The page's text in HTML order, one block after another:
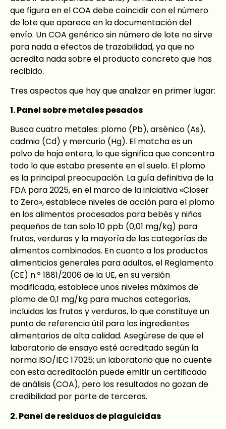
que figura en el COA debe coincidir con el número
de lote que aparece en la documentación del
envío. Un COA genérico sin número de lote no sirve
para nada a efectos de trazabilidad, ya que no
acredita nada sobre el producto concreto que has
recibido.
Tres aspectos que hay que analizar en primer lugar:
1. Panel sobre metales pesados
Busca cuatro metales: plomo (Pb), arsénico (As),
cadmio (Cd) y mercurio (Hg). El matcha es un
polvo de hoja entera, lo que significa que concentra
todo lo que estaba presente en el suelo. El plomo
es la principal preocupación. La guía definitiva de la
FDA para 2025, en el marco de la iniciativa «Closer
to Zero», establece niveles de acción para el plomo
en los alimentos procesados para bebés y niños
pequeños de tan solo 10 ppb (0,01 mg/kg) para
frutas, verduras y la mayoría de las categorías de
alimentos combinados. En cuanto a los productos
alimenticios generales para adultos, el Reglamento
(CE) n.º 1881/2006 de la UE, en su versión
modificada, establece unos niveles máximos de
plomo de 0,1 mg/kg para muchas categorías,
incluidas las frutas y verduras, lo que constituye un
punto de referencia útil para los ingredientes
alimentarios de alta calidad. Asegúrese de que el
laboratorio de ensayo esté acreditado según la
norma ISO/IEC 17025; un laboratorio que no cuente
con esta acreditación puede emitir un certificado
de análisis (COA), pero los resultados no gozan de
credibilidad por parte de terceros.
2. Panel de residuos de plaguicidas